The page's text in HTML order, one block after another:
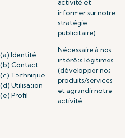
activité et
informer sur notre
stratégie
publicitaire)
(a) Identité
(b) Contact
(c) Technique
(d) Utilisation
(e) Profil
Nécessaire à nos
intérêts légitimes
(développer nos
produits/services
et agrandir notre
activité.